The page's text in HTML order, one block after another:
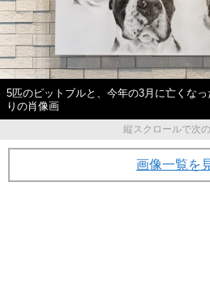
5匹のピットブルと、今年の3月に亡くな
りの肖像画
縦スクロールで次
画像一覧を